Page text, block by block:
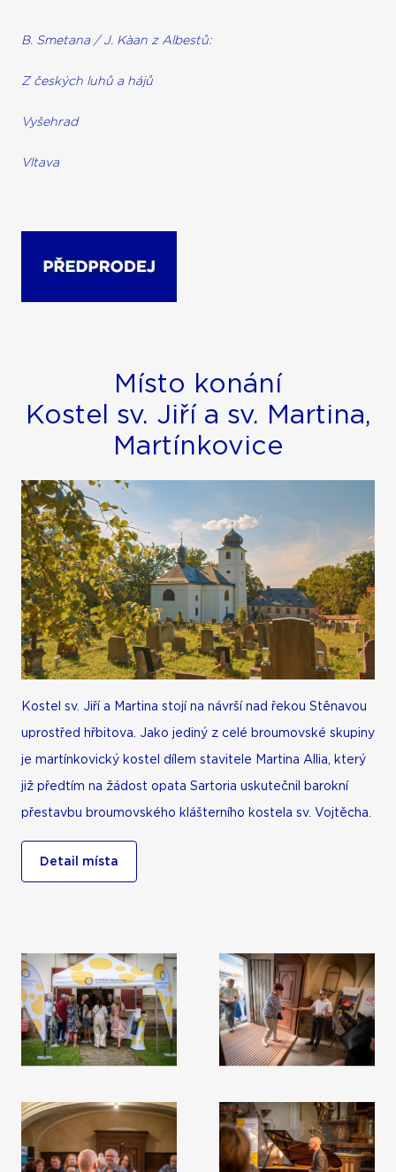
B. Smetana / J. Kàan z Albestů:
Z českých luhů a hájů
Vyšehrad
Vltava
Místo konání
Kostel sv. Jiří a sv. Martina,
Martínkovice
Kostel sv. Jiří a Martina stojí na návrší nad řekou Stěnavou
uprostřed hřbitova. Jako jediný z celé broumovské skupiny
je martínkovický kostel dílem stavitele Martina Allia, který
již předtím na žádost opata Sartoria uskutečnil barokní
přestavbu broumovského klášterního kostela sv. Vojtěcha.
Detail místa